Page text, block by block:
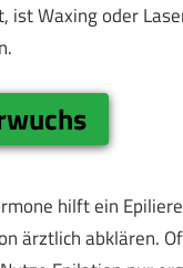
ist Waxing oder
hilft ein
ärztlich abklären.